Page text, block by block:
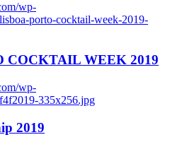
wp-
porto-cocktail-week-2019-
COCKTAIL WEEK 2019
wp-
335x256.jpg
2019